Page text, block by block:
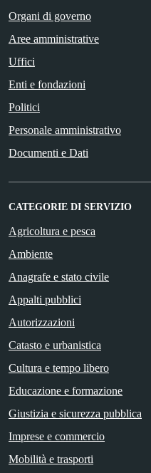
Organi di governo
Aree amministrative
Uffici
Enti e fondazioni
Politici
Personale amministrativo
Documenti e Dati
CATEGORIE DI SERVIZIO
Agricoltura e pesca
Ambiente
Anagrafe e stato civile
Appalti pubblici
Autorizzazioni
Catasto e urbanistica
Cultura e tempo libero
Educazione e formazione
Giustizia e sicurezza pubblica
Imprese e commercio
Mobilità e trasporti